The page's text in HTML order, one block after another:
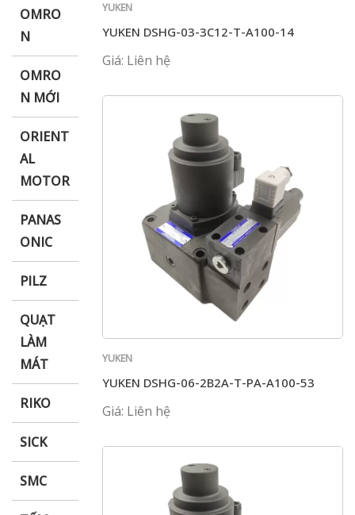
OMRO
N
OMRO
N MỚI
ORIENT
AL
MOTOR
PANAS
ONIC
PILZ
QUẠT
LÀM
MÁT
RIKO
SICK
SMC
YUKEN
YUKEN DSHG-03-3C12-T-A100-14
Giá: Liên hệ
YUKEN
YUKEN DSHG-06-2B2A-T-PA-A100-53
Giá: Liên hệ